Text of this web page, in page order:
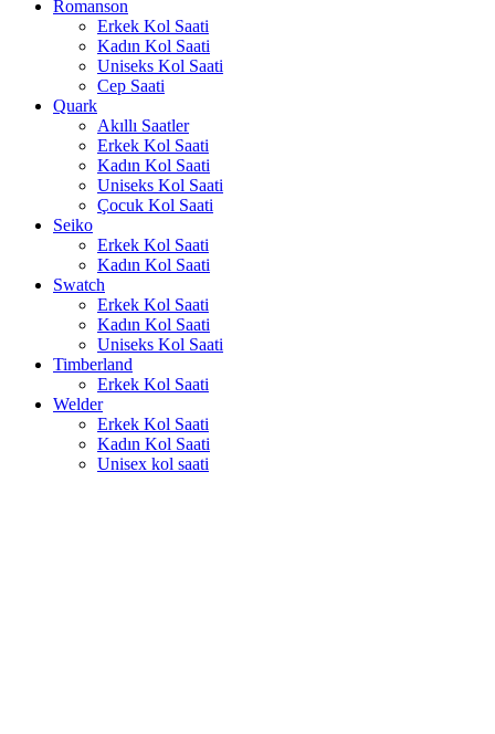
Romanson
Erkek Kol Saati
Kadın Kol Saati
Uniseks Kol Saati
Cep Saati
Quark
Akıllı Saatler
Erkek Kol Saati
Kadın Kol Saati
Uniseks Kol Saati
Çocuk Kol Saati
Seiko
Erkek Kol Saati
Kadın Kol Saati
Swatch
Erkek Kol Saati
Kadın Kol Saati
Uniseks Kol Saati
Timberland
Erkek Kol Saati
Welder
Erkek Kol Saati
Kadın Kol Saati
Unisex kol saati